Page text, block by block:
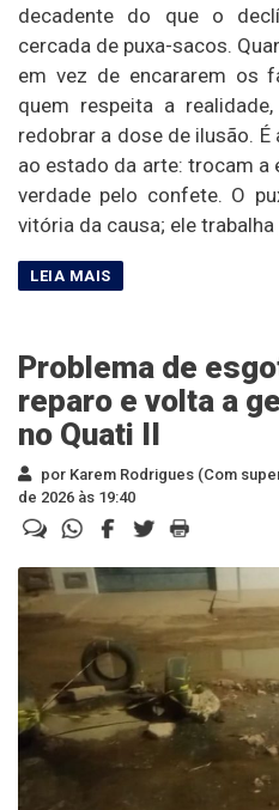
decadente do que o
cercada de puxa-sacos.
em vez de encararem os
quem respeita a
redobrar a dose de ilusão.
ao estado da arte: trocam
verdade pelo confete. O
vitória da causa; ele trabalha
Problema de
reparo e volta a
no Quati II
por Karem Rodrigues (Com
de 2026 às 19:40